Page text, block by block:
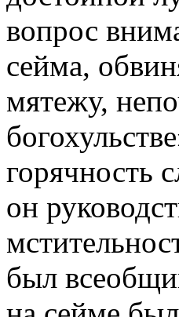
вопрос
сейма,
мятежу,
горячность
он
был